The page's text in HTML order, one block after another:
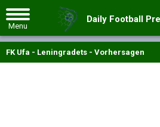
Daily Football
FK Ufa - Leningradets - Vorhersagen